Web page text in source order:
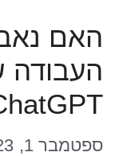
האם
העבודה
ספטמבר 1, 2023